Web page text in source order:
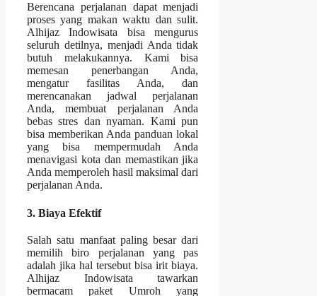
Berencana perjalanan dapat menjadi
proses yang makan waktu dan sulit.
Alhijaz Indowisata bisa mengurus
seluruh detilnya, menjadi Anda tidak
butuh melakukannya. Kami bisa
memesan penerbangan Anda,
mengatur fasilitas Anda, dan
merencanakan jadwal perjalanan
Anda, membuat perjalanan Anda
bebas stres dan nyaman. Kami pun
bisa memberikan Anda panduan lokal
yang bisa mempermudah Anda
menavigasi kota dan memastikan jika
Anda memperoleh hasil maksimal dari
perjalanan Anda.
3. Biaya Efektif
Salah satu manfaat paling besar dari
memilih biro perjalanan yang pas
adalah jika hal tersebut bisa irit biaya.
Alhijaz Indowisata tawarkan
bermacam paket Umroh yang